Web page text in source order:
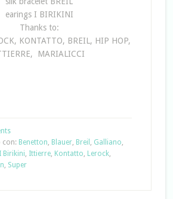
earings I BIRIKINI
Thanks to:
KONTATTO, BREIL, HIP HOP,
MARIALICCI
con: Benetton Blauer, Breil Galliano
I Birikini Ittierre, Kontatto Lerock,
Super